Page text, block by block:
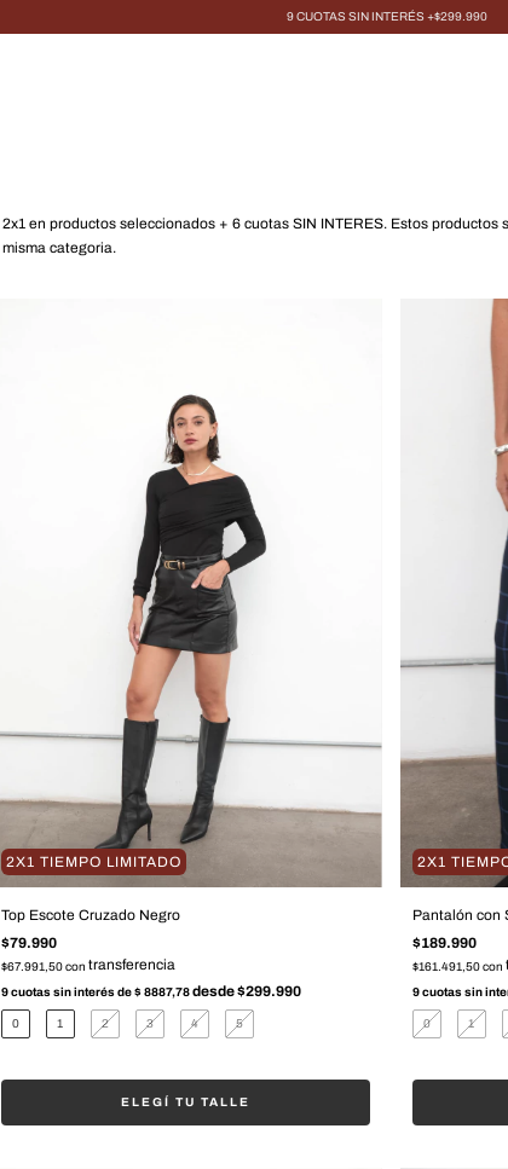
9 CUOTAS SIN INTERÉS +$299.990
2x1 en productos seleccionados + 6 cuotas SIN INTERES. Estos
misma categoria.
2X1 TIEMPO LIMITADO
Top Escote Cruzado Negro
$79.990
$67.991,50con
9 cuotas sin interés de$ 8887,78
0 1 2 3 4 5
ELEGÍ TU TALLE
2X1
Pantalón con
$189.990
$161.491,50con
9 cuotas sin
0 1